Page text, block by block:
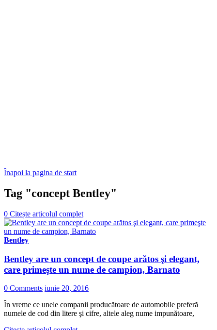
Înapoi la pagina de start
Tag "concept Bentley"
0 Citește articolul complet
Bentley
Bentley are un concept de coupe arătos şi elegant,
care primeşte un nume de campion, Barnato
0 Comments iunie 20, 2016
În vreme ce unele companii producătoare de automobile preferă
numele de cod din litere şi cifre, altele aleg nume impunătoare,